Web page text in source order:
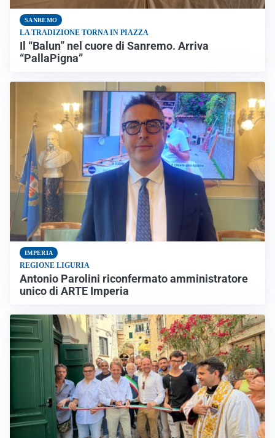
SANREMO
LA TRADIZIONE TORNA IN PIAZZA
Il “Balun” nel cuore di Sanremo. Arriva
“PallaPigna”
IMPERIA
REGIONE LIGURIA
Antonio Parolini riconfermato amministratore
unico di ARTE Imperia